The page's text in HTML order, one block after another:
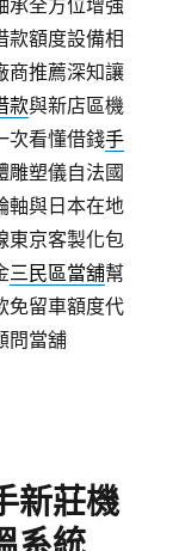
承全方位增強
款額度設備相
商推薦深知讓
款與新店區機
次看懂借錢手
雕塑儀自法國
軸與日本在地
東京客製化包
三民區當舖幫
免留車額度代
問當舖
新莊機